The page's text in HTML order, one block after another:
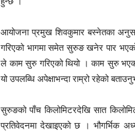
आयोजना प्रमुख शिवकुमार बस्नेतका
गरिएको भागमा समेत सुरुङ खनेर पार
ले काम सुरु गरिएको थियो । काम सुरु
यो उपलब्धि अपेक्षाभन्दा राम्रो रहेको
सुरुङको पाँच किलोमिटरदेखि सात
प्रतिवेदनमा देखाइएको छ । भौगर्भिक